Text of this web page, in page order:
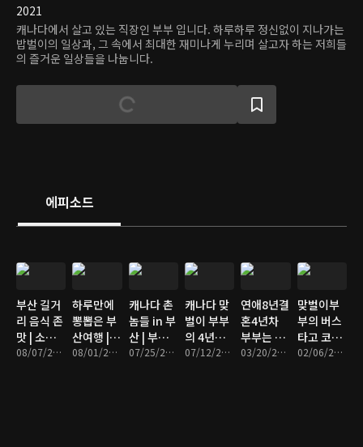
2021
캐나다에서 살고 있는 직장인 부부 입니다. 하루하루 정신없이 지나가는
밥벌이의 일상과, 그 속에서 최대한 재미나게 누리며 살고자 하는 저희들
의 즐거운 일상들을 나눕니다.
에피소드
부산 길거
리 음식 존
맛 | 소식
좌 시장먹
08/07/2022 • 11분
하루만에
뽕뽑은 부
산여행 |
같이 하시
08/01/2022 • 19분
캐나다 촌
놈들 in 부
산 | 부산
여행 브이
07/25/2022 • 20분
캐나다 맞
벌이 부부
의 4년만
에 한국 방
07/12/2022 • 17분
연애8년결
혼4년차
부부는 발
렌타인에03/20/2022 • 11분
맞벌이부
부의 버스
타고 코스
요리 먹으
02/06/2022 • 19분